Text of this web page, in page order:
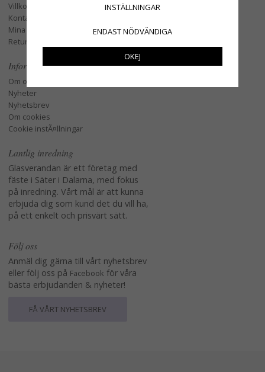
Villkor
Kontakta oss
Mina favoriter
Retur och Reklamation
Information
Om oss
Nyheter
Nyhetsbrev
Om cookies
Cookie instÃ¤llningar
Lantlig inredning
Glasverandan är ett företag med
fäste i Säter i Dalarna, med fokus
på inredning. Vårt mål är att kunna
erbjuda dig som kund det du vill ha,
på ett enkelt och prisvärt sätt.
Följ oss
Anmäl dig gärna till vårt nyhetsbrev
eller följ oss på Facebook för våra
bästa erbjudanden & nyheter!
FÅ VÅRT NYHETSBREV
INSTÄLLNINGAR
ENDAST NÖDVÄNDIGA
OKEJ